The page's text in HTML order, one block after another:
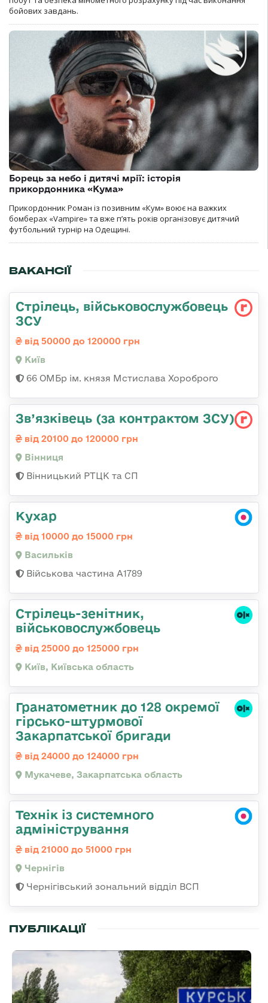
бойових завдань.
Борець за небо і дитячі мрії: історія
прикордонника «Кума»
Прикордонник Роман із позивним «Кум» воює на важких
бомберах «Vampire» та вже п’ять років організовує дитячий
футбольний турнір на Одещині.
ВАКАНСІЇ
Стрілець, військовослужбовець
ЗСУ
від 50000 до 120000 грн
Київ
66 ОМБр ім. князя Мстислава Хороброго
Зв’язківець (за контрактом ЗСУ)
від 20100 до 120000 грн
Вінниця
Вінницький РТЦК та СП
Кухар
від 10000 до 15000 грн
Васильків
Військова частина А1789
Стpілець-зенітник,
військовослужбовець
від 25000 до 125000 грн
Київ, Київська область
Гранатометник до 128 окремої
гірсько-штурмової
Закарпатської бригади
від 24000 до 124000 грн
Мукачеве, Закарпатська область
Технік із системного
адміністрування
від 21000 до 51000 грн
Чернігів
Чернігівський зональний відділ ВСП
ПУБЛІКАЦІЇ